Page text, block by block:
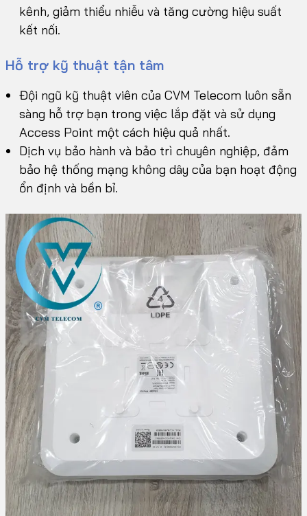
kênh, giảm thiểu nhiễu và tăng cường hiệu suất
kết nối.
Hỗ trợ kỹ thuật tận tâm
Đội ngũ kỹ thuật viên của CVM Telecom luôn sẵn
sàng hỗ trợ bạn trong việc lắp đặt và sử dụng
Access Point một cách hiệu quả nhất.
Dịch vụ bảo hành và bảo trì chuyên nghiệp, đảm
bảo hệ thống mạng không dây của bạn hoạt động
ổn định và bền bỉ.